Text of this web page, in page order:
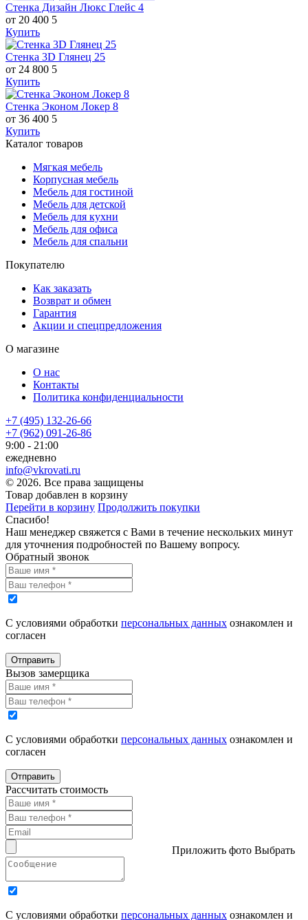
Стенка Дизайн Люкс Глейс 4
от 20 400 5
Купить
Стенка 3D Глянец 25
от 24 800 5
Купить
Стенка Эконом Локер 8
от 36 400 5
Купить
Каталог товаров
Мягкая мебель
Корпусная мебель
Мебель для гостиной
Мебель для детской
Мебель для кухни
Мебель для офиса
Мебель для спальни
Покупателю
Как заказать
Возврат и обмен
Гарантия
Акции и спецпредложения
О магазине
О нас
Контакты
Политика конфиденциальности
+7 (495) 132-26-66
+7 (962) 091-26-86
9:00 - 21:00
ежедневно
info@vkrovati.ru
© 2026. Все права защищены
Товар добавлен в корзину
Перейти в корзину Продолжить покупки
Спасибо!
Наш менеджер свяжется с Вами в течение нескольких минут
для уточнения подробностей по Вашему вопросу.
Обратный звонок
С условиями обработки персональных данных ознакомлен и
согласен
Отправить
Вызов замерщика
С условиями обработки персональных данных ознакомлен и
согласен
Отправить
Рассчитать стоимость
Приложить фото Выбрать
С условиями обработки персональных данных ознакомлен и